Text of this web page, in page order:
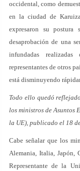
occidental, como
en la ciudad de
expresaron su
desaprobación de una
infundadas
representantes de otros
está disminuyendo
Todo ello quedó
los ministros de Asuntos
la UE), publicado el 18
Cabe señalar que los
Alemania, Italia, Japón,
Representante de la